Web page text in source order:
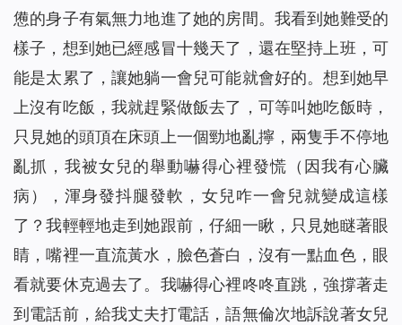
憊的身子有氣無力地進了她的房間。我看到她難受的
樣子，想到她已經感冒十幾天了，還在堅持上班，可
能是太累了，讓她躺一會兒可能就會好的。想到她早
上沒有吃飯，我就趕緊做飯去了，可等叫她吃飯時，
只見她的頭頂在床頭上一個勁地亂擰，兩隻手不停地
亂抓，我被女兒的舉動嚇得心裡發慌（因我有心臟
病），渾身發抖腿發軟，女兒咋一會兒就變成這樣
了？我輕輕地走到她跟前，仔細一瞅，只見她瞇著眼
睛，嘴裡一直流黃水，臉色蒼白，沒有一點血色，眼
看就要休克過去了。我嚇得心裡咚咚直跳，強撐著走
到電話前，給我丈夫打電話，語無倫次地訴說著女兒